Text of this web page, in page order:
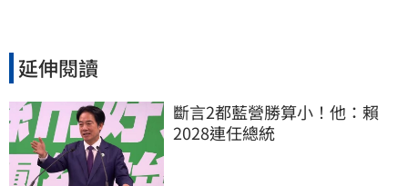
延伸閱讀
斷言2都藍營勝算小！他：賴
2028連任總統